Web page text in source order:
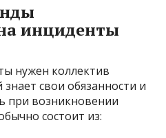
инциденты
нужен коллектив
свои обязанности и
при возникновении
состоит из: